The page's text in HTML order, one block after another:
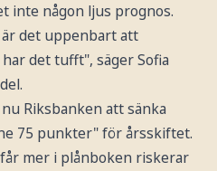
inte någon ljus prognos.
det uppenbart att
det tufft", säger Sofia
Riksbanken att sänka
75 punkter" för årsskiftet.
mer i plånboken riskerar